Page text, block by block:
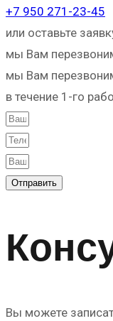
+7 950 271-23-45
или оставьте
мы Вам
мы Вам
в течение 1-го
Отправить
Вы можете